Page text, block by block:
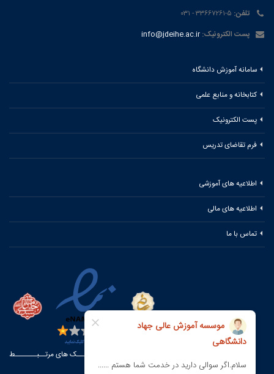
تلفن: ۵-۳۳۶۶۷۲۶۱ - ۰۳۱
پست الکترونیک: info@jdeihe.ac.ir
سامانه آموزش دانشگاه
کتابخانه و منابع علمی
پست الکترونیک
فرم تقاضای تدریس
اطلاعیه های آموزشی
اطلاعیه های مالی
تماس با ما
لیـــنــــک های مرتــبـــــــط